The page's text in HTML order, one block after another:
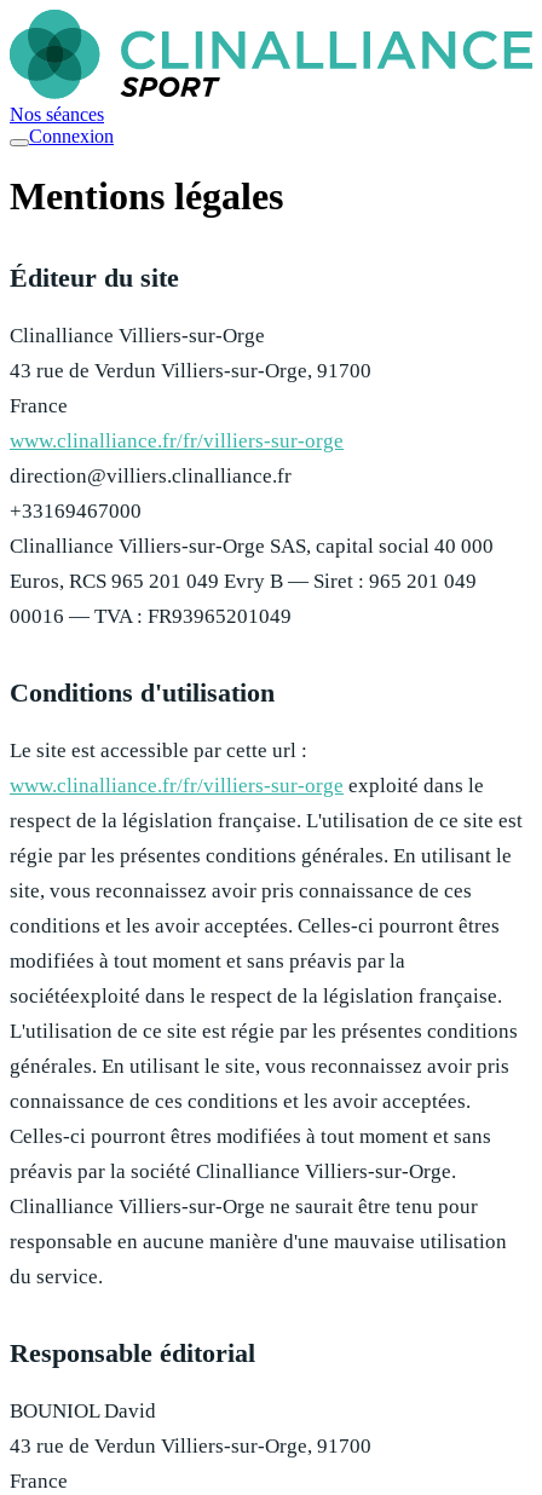
Nos séances
Connexion
Mentions légales
Éditeur du site
Clinalliance Villiers-sur-Orge
43 rue de Verdun Villiers-sur-Orge, 91700
France
www.clinalliance.fr/fr/villiers-sur-orge
direction@villiers.clinalliance.fr
+33169467000
Clinalliance Villiers-sur-Orge SAS, capital social 40 000
Euros, RCS 965 201 049 Evry B — Siret : 965 201 049
00016 — TVA : FR93965201049
Conditions d'utilisation
Le site est accessible par cette url :
www.clinalliance.fr/fr/villiers-sur-orge exploité dans le
respect de la législation française. L'utilisation de ce site est
régie par les présentes conditions générales. En utilisant le
site, vous reconnaissez avoir pris connaissance de ces
conditions et les avoir acceptées. Celles-ci pourront êtres
modifiées à tout moment et sans préavis par la
sociétéexploité dans le respect de la législation française.
L'utilisation de ce site est régie par les présentes conditions
générales. En utilisant le site, vous reconnaissez avoir pris
connaissance de ces conditions et les avoir acceptées.
Celles-ci pourront êtres modifiées à tout moment et sans
préavis par la société Clinalliance Villiers-sur-Orge.
Clinalliance Villiers-sur-Orge ne saurait être tenu pour
responsable en aucune manière d'une mauvaise utilisation
du service.
Responsable éditorial
BOUNIOL David
43 rue de Verdun Villiers-sur-Orge, 91700
France